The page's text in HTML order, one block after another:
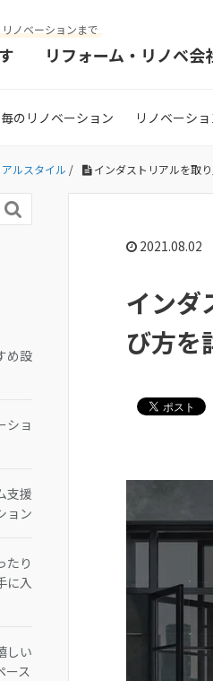
ノベーションまで
リフォーム・リノベ会
のリノベーション リノベーシ
ルスタイル / インダストリアルを取
2021.08.02
インダ
び方を

め設
ショ
支援
ョン
たり
に入
しい
ース